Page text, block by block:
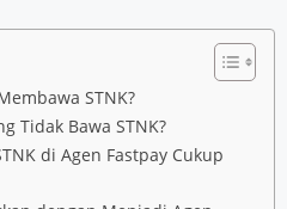
STNK?
Tidak Bawa STNK?
di Agen Fastpay Cukup